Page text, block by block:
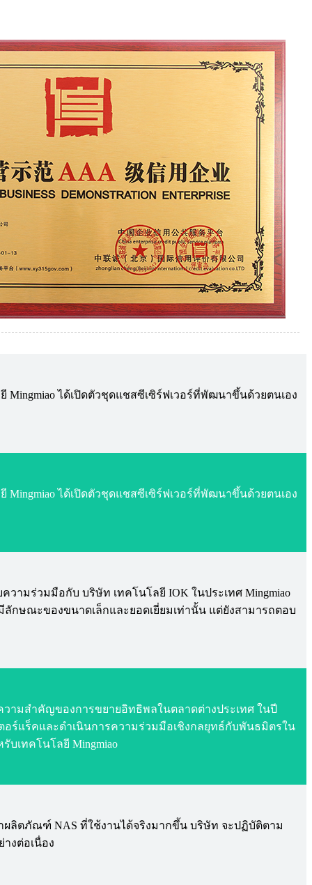
ได้เปิดตัวชุดแชสซีเซิร์ฟเวอร์ที่พัฒนาขึ้นด้วยตนเอง
ได้เปิดตัวชุดแชสซีเซิร์ฟเวอร์ที่พัฒนาขึ้นด้วยตนเอง
ามร่วมมือกับ บริษัท เทคโนโลยี IOK ในประเทศ Mingmiao
กษณะของขนาดเล็กและยอดเยี่ยมเท่านั้น แต่ยังสามารถตอบ
วามสำคัญของการขยายอิทธิพลในตลาดต่างประเทศ ในปี
ร์แร็คและดำเนินการความร่วมมือเชิงกลยุทธ์กับพันธมิตรใน
บเทคโนโลยี Mingmiao
ลิตภัณฑ์ NAS ที่ใช้งานได้จริงมากขึ้น บริษัท จะปฏิบัติตาม
งต่อเนื่อง